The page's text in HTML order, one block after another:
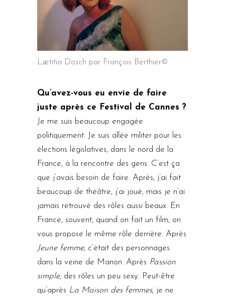
Lætitia Dosch par François Berthier©
Qu’avez-vous eu envie de faire
juste après ce Festival de Cannes ?
Je me suis beaucoup engagée
politiquement. Je suis allée militer pour les
élections législatives, dans le nord de la
France, à la rencontre des gens. C’est ça
que j’avais besoin de faire. Après, j’ai fait
beaucoup de théâtre, j’ai joué, mais je n’ai
jamais retrouvé des rôles aussi beaux. En
France, souvent, quand on fait un film, on
vous propose le même rôle derrière. Après
Jeune femme, c’était des personnages
dans la veine de Manon. Après Passion
simple, des rôles un peu sexy. Peut-être
qu’après La Maison des femmes, je ne